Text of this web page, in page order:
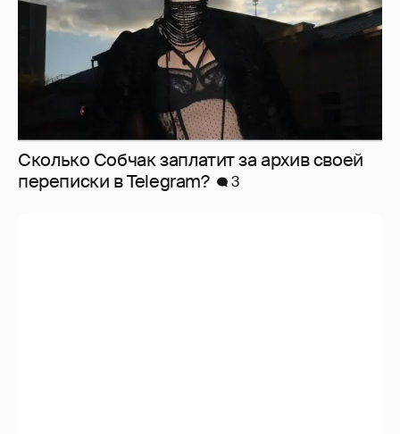
Сколько Собчак заплатит за архив своей
перeписки в Telegram?
3